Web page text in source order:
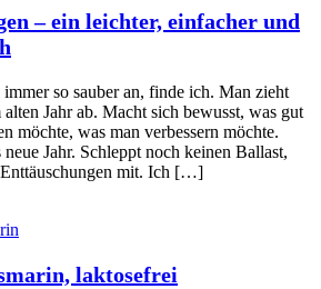
– ein leichter, einfacher und
so sauber an, finde ich. Man zieht
Jahr ab. Macht sich bewusst, was gut
möchte, was man verbessern möchte.
Jahr. Schleppt noch keinen Ballast,
mit. Ich […]
laktosefrei